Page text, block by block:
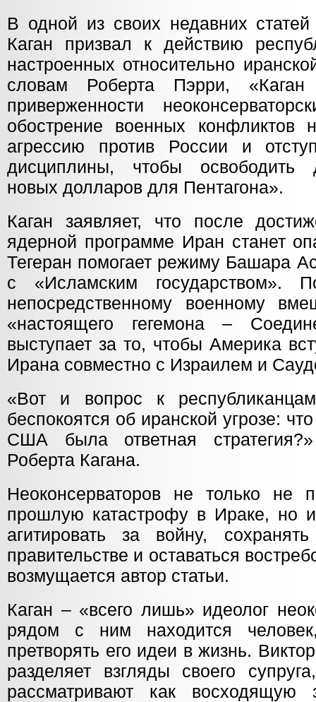
В одной из своих недавних
Каган призвал к действию
настроенных относительно
словам Роберта Пэрри, «Каган
приверженности
обострение военных конфликтов
агрессию против России и
дисциплины, чтобы освободить
новых долларов для Пентагона».
Каган заявляет, что после
ядерной программе Иран станет
Тегеран помогает режиму Башара
с «Исламским государством».
непосредственному военному
«настоящего гегемона –
выступает за то, чтобы Америка
Ирана совместно с Израилем и
«Вот и вопрос к
беспокоятся об иранской угрозе:
США была ответная
Роберта Кагана.
Неоконсерваторов не только не
прошлую катастрофу в Ираке, но
агитировать за войну,
правительстве и оставаться
возмущается автор статьи.
Каган – «всего лишь» идеолог
рядом с ним находится
претворять его идеи в жизнь.
разделяет взгляды своего
рассматривают как восходящую